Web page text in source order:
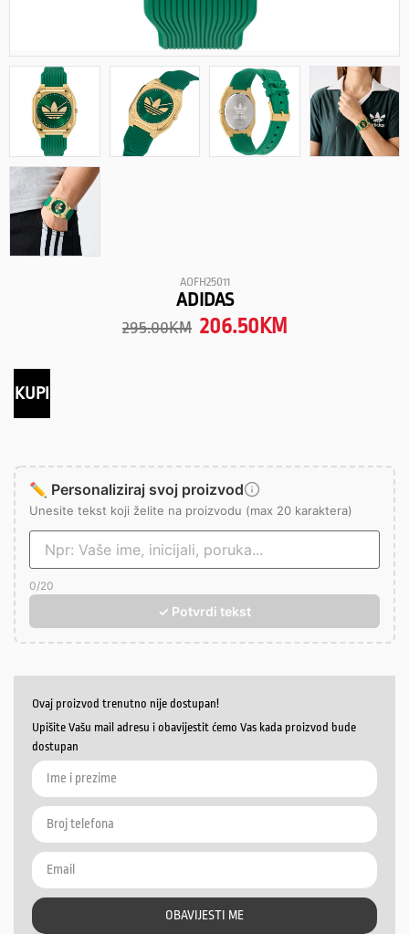
AOFH25011
ADIDAS
295.00KM 206.50 KM
KUPI
✏️ Personaliziraj svoj proizvod
Unesite tekst koji želite na proizvodu (max 20 karaktera)
0/20
✓ Potvrdi tekst
Ovaj proizvod trenutno nije dostupan!
Upišite Vašu mail adresu i obavijestit ćemo Vas kada proizvod bude
dostupan
OBAVIJESTI ME